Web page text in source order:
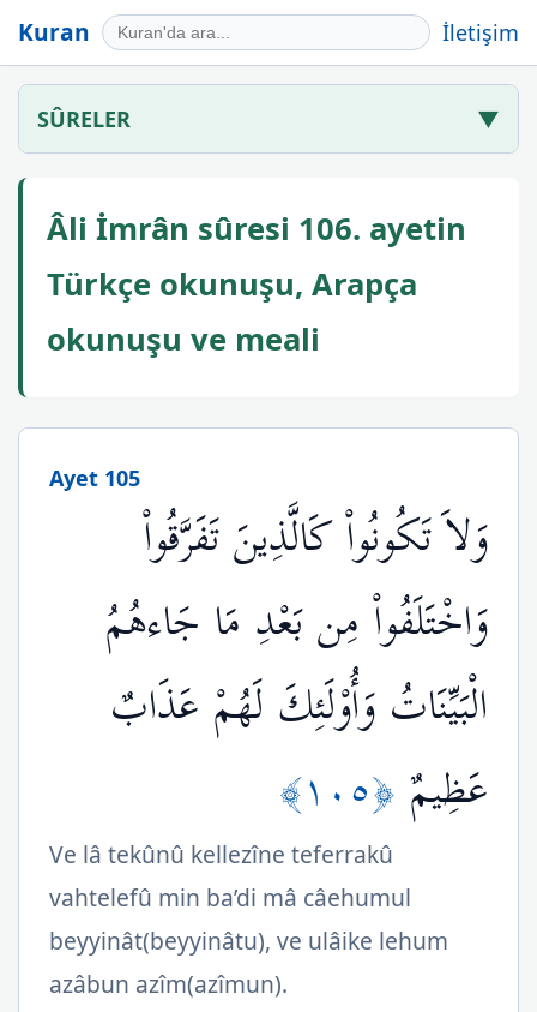
Kuran İletişim
SÛRELER ▼
Âli İmrân sûresi 106. ayetin
Türkçe okunuşu, Arapça
okunuşu ve meali
Ayet 105
وَلاَ تَكُونُواْ كَالَّذِينَ تَفَرَّقُواْ
وَاخْتَلَفُواْ مِن بَعْدِ مَا جَاءهُمُ
الْبَيِّنَاتُ وَأُوْلَئِكَ لَهُمْ عَذَابٌ
عَظِيمٌ ﴿١٠٥﴾
Ve lâ tekûnû kellezîne teferrakû
vahtelefû min ba’di mâ câehumul
beyyinât(beyyinâtu), ve ulâike lehum
azâbun azîm(azîmun).